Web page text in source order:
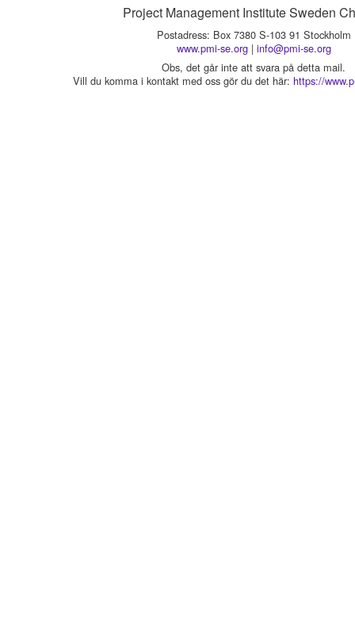
Project Management Institute Sweden
Postadress: Box 7380 S-103 91 Stockholm
www.pmi-se.org| info@pmi-se.org
Obs, det går inte att svara på detta mail.
Vill du komma i kontakt med oss gör du det här: https://